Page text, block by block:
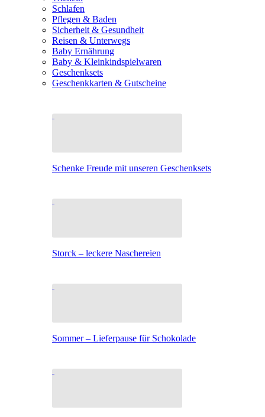
Schlafen
Pflegen & Baden
Sicherheit & Gesundheit
Reisen & Unterwegs
Baby Ernährung
Baby & Kleinkindspielwaren
Geschenksets
Geschenkkarten & Gutscheine
Schenke Freude mit unseren Geschenksets
Storck – leckere Naschereien
Sommer – Lieferpause für Schokolade